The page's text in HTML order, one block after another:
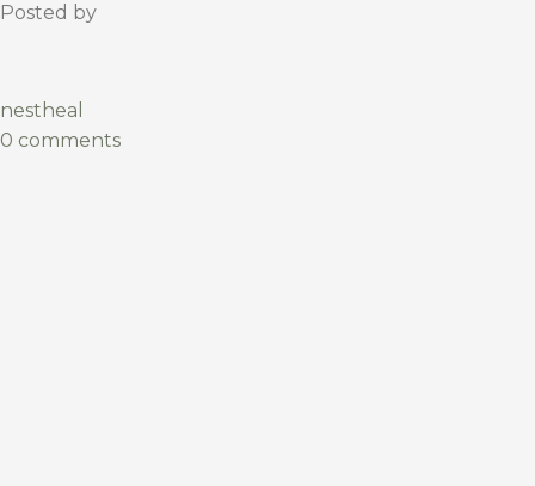
Posted by
nestheal
0 comments